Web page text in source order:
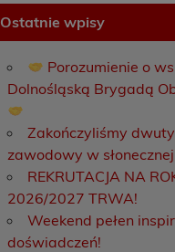
Ostatnie wpisy
Porozumienie o
Dolnośląską Brygadą
Zakończyliśmy
zawodowy w
REKRUTACJA NA
2026/2027 TRWA!
Weekend pełen
doświadczeń!